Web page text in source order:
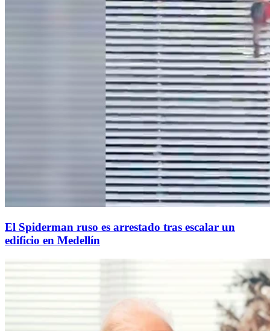
El Spiderman ruso es arrestado tras escalar un
edificio en Medellín